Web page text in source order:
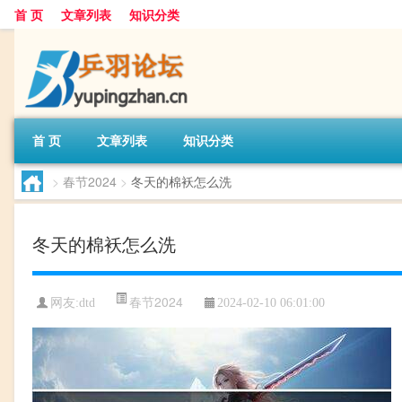
首 页 文章列表 知识分类
首 页 文章列表 知识分类
> 春节2024 > 冬天的棉袄怎么洗
冬天的棉袄怎么洗
网友:dtd 春节2024 2024-02-10 06:01:00